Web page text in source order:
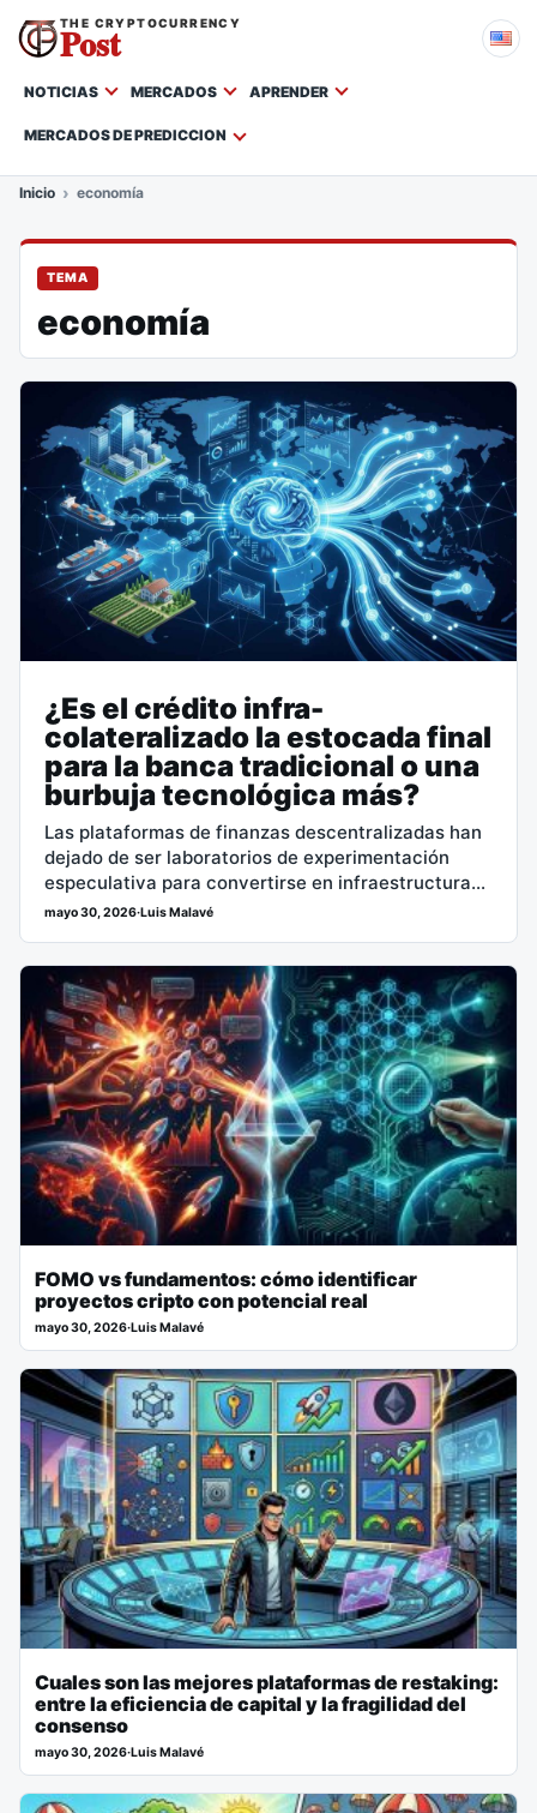
THE CRYPTOCURRENCY
Post
NOTICIAS MERCADOS APRENDER
MERCADOS DE PREDICCION
Inicio economía
TEMA
economía
¿Es el crédito infra-
colateralizado la estocada final
para la banca tradicional o una
burbuja tecnológica más?
Las plataformas de finanzas descentralizadas han
dejado de ser laboratorios de experimentación
especulativa para convertirse en infraestructuras
de crédito robustas. La transición hacia modelos
mayo 30, 2026·Luis Malavé
FOMO vs fundamentos: cómo identificar
proyectos cripto con potencial real
mayo 30, 2026·Luis Malavé
Cuales son las mejores plataformas de restaking:
entre la eficiencia de capital y la fragilidad del
consenso
mayo 30, 2026·Luis Malavé